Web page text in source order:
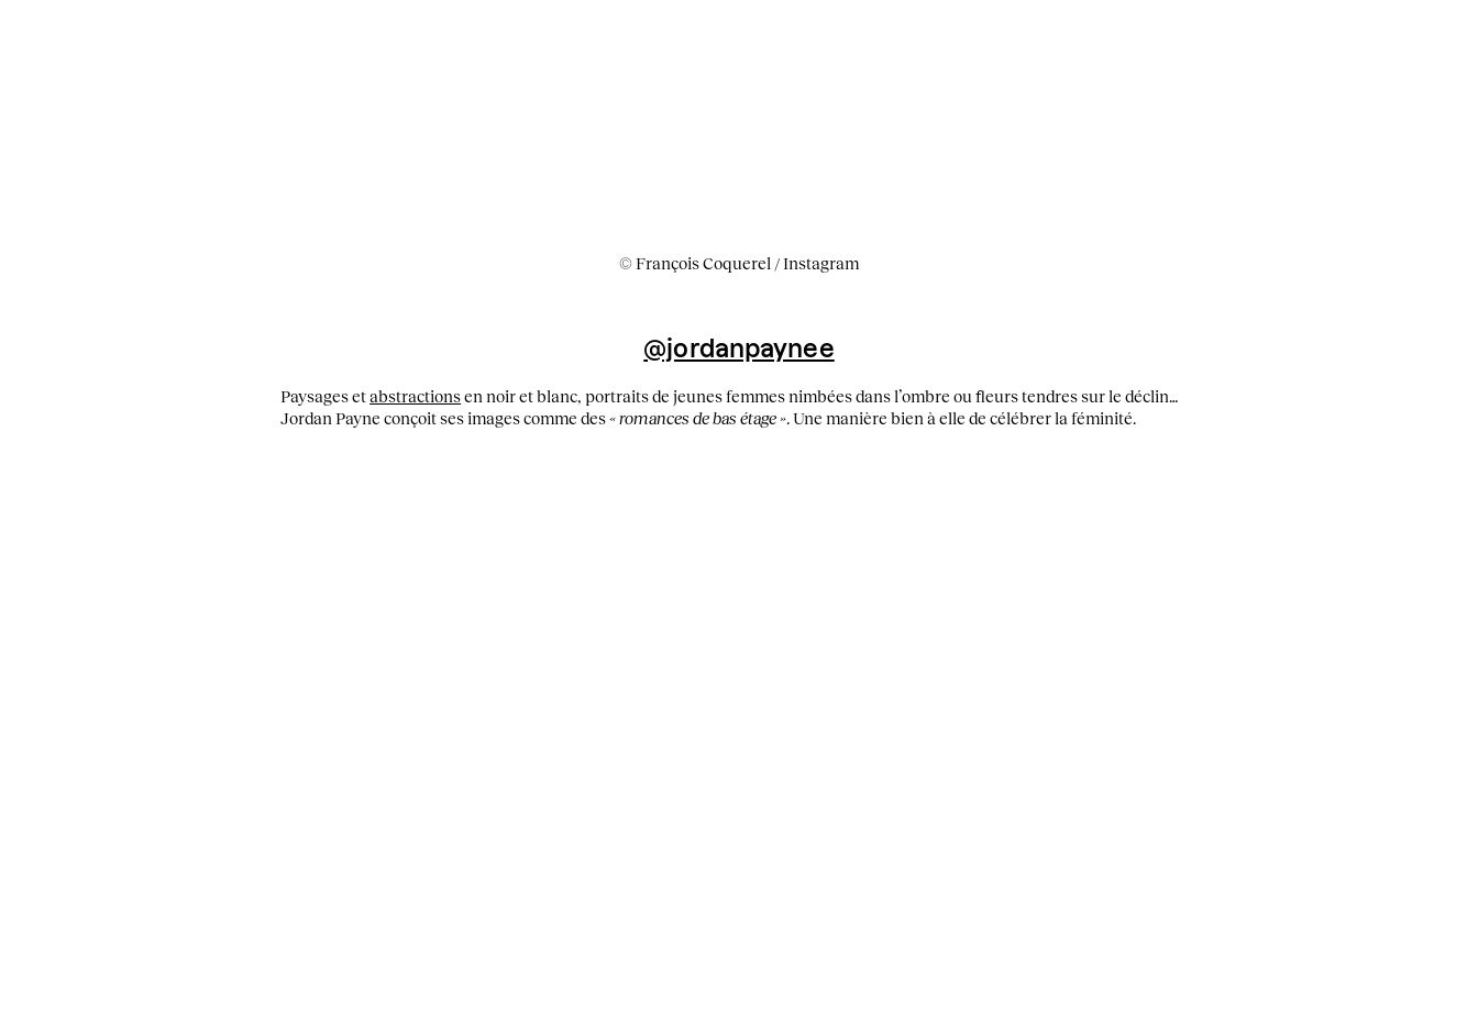
© François Coquerel / Instagram
@jordanpaynee
Paysages etabstractionsen noir et blanc, portraits de jeunes femmes nimbées dans l’ombre ou fleurs tendres sur le déclin…
Jordan Payne conçoit ses images comme des«romances de bas étage » . Une manière bien à elle de célébrer la féminité.